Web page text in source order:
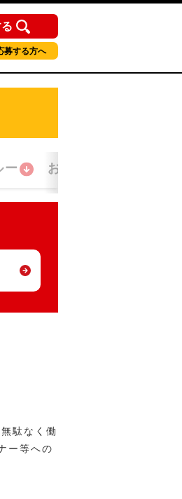
募する方へ
ー おかえり！クルー
駄なく働
ー等への